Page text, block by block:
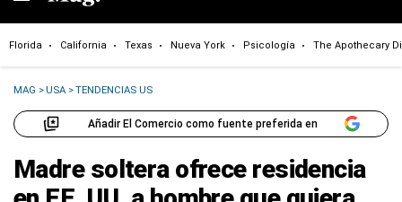
Florida California Texas Nueva York Psicología The Apothecary
MAG >USA >TENDENCIAS US
Añadir El Comercio como fuente preferida en
Madre soltera ofrece residencia